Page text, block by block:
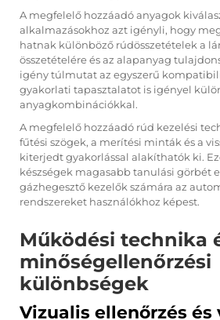
A megfelelő hozzáadó anyagok
alkalmazásokhoz azt igényli, hogy
hatnak különböző rúdösszetételek a
összetételére és az alapanyag
igény túlmutat az egyszerű
gyakorlati tapasztalatot is igényel
anyagkombinációkkal.
A megfelelő hozzáadó rúd kezelési
fűtési szögek, a merítési minták és a
kiterjedt gyakorlással alakíthatók ki.
készségek magasabb tanulási görbét
gázhegesztő kezelők számára az
rendszereket használókhoz képest.
Működési technika
minőségellenőrzési
különbségek
Vizualis ellenőrzés és